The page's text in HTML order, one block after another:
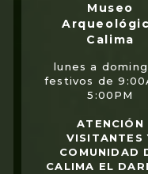
Museo
Calima
lunes a
festivos de
5:00PM
ATENCIÓN
VISITANTES
COMUNIDAD
CALIMA EL